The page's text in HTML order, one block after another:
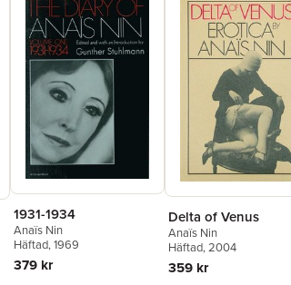
1931-1934
Anaïs Nin
Häftad, 1969
379 kr
Delta of Venus
Anaïs Nin
Häftad, 2004
359 kr